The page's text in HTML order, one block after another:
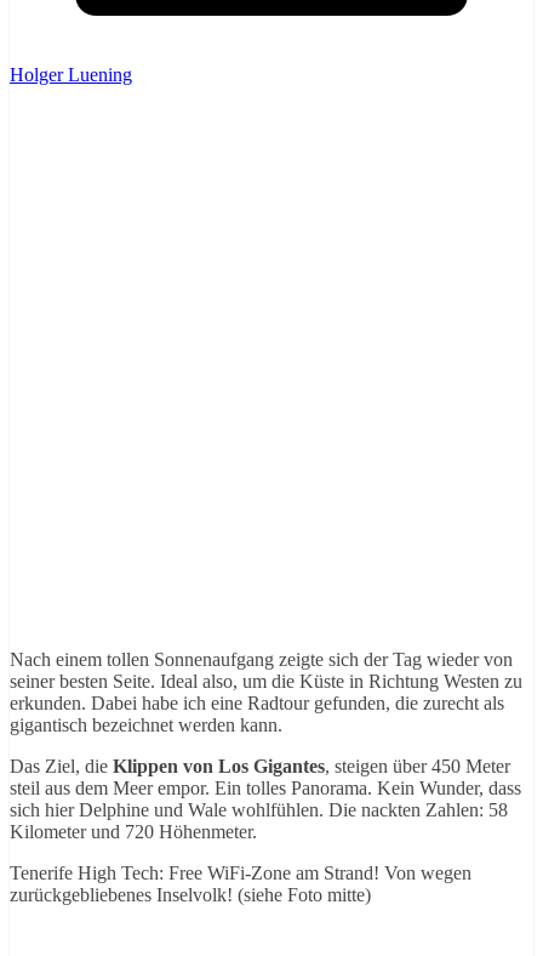
Holger Luening
Nach einem tollen Sonnenaufgang zeigte sich der Tag wieder von
seiner besten Seite. Ideal also, um die Küste in Richtung Westen zu
erkunden. Dabei habe ich eine Radtour gefunden, die zurecht als
gigantisch bezeichnet werden kann.
Das Ziel, die Klippen von Los Gigantes, steigen über 450 Meter
steil aus dem Meer empor. Ein tolles Panorama. Kein Wunder, dass
sich hier Delphine und Wale wohlfühlen. Die nackten Zahlen: 58
Kilometer und 720 Höhenmeter.
Tenerife High Tech: Free WiFi-Zone am Strand! Von wegen
zurückgebliebenes Inselvolk! (siehe Foto mitte)